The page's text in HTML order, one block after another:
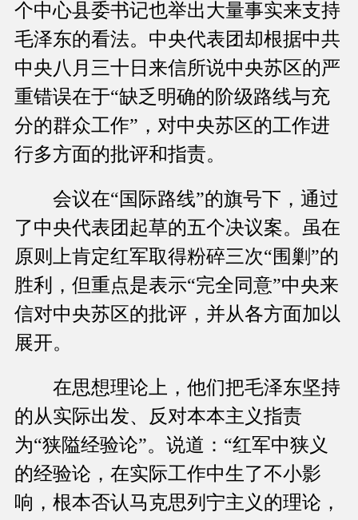
个中心县委书记也举出大量事实来支持
毛泽东的看法。中央代表团却根据中共
中央八月三十日来信所说中央苏区的严
重错误在于“缺乏明确的阶级路线与充
分的群众工作”，对中央苏区的工作进
行多方面的批评和指责。
会议在“国际路线”的旗号下，通过
了中央代表团起草的五个决议案。虽在
原则上肯定红军取得粉碎三次“围剿”的
胜利，但重点是表示“完全同意”中央来
信对中央苏区的批评，并从各方面加以
展开。
在思想理论上，他们把毛泽东坚持
的从实际出发、反对本本主义指责
为“狭隘经验论”。说道：“红军中狭义
的经验论，在实际工作中生了不小影
响，根本否认马克思列宁主义的理论，